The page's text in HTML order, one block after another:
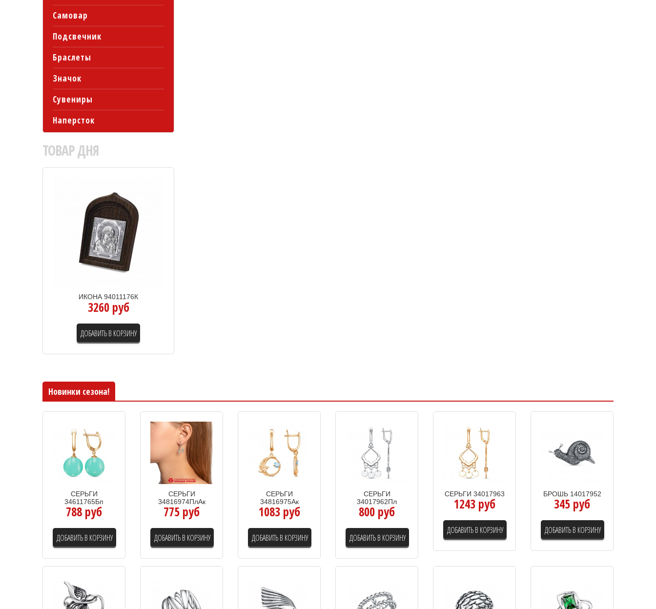
Самовар
Подсвечник
Браслеты
Значок
Сувениры
Наперсток
ТОВАРДНЯ
ИКОНА 94011176К
3260 руб
ДОБАВИТЬ В КОРЗИНУ
Новинки сезона!
СЕРЬГИ
34611765Бп
788 руб
ДОБАВИТЬ В КОРЗИНУ
СЕРЬГИ
34816974ПлАк
775 руб
ДОБАВИТЬ В КОРЗИНУ
СЕРЬГИ
34816975Ак
1083 руб
ДОБАВИТЬ В КОРЗИНУ
СЕРЬГИ
34017962Пл
800 руб
ДОБАВИТЬ В КОРЗИНУ
СЕРЬГИ 34017963
1243 руб
ДОБАВИТЬ В КОРЗИНУ
БРОШЬ 14017952
345 руб
ДОБАВИТЬ В КОРЗИНУ